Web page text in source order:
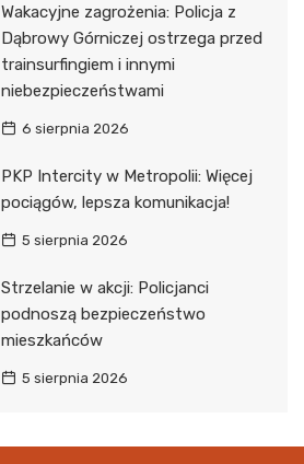
Wakacyjne zagrożenia: Policja z
Dąbrowy Górniczej ostrzega przed
trainsurfingiem i innymi
niebezpieczeństwami
6 sierpnia 2026
PKP Intercity w Metropolii: Więcej
pociągów, lepsza komunikacja!
5 sierpnia 2026
Strzelanie w akcji: Policjanci
podnoszą bezpieczeństwo
mieszkańców
5 sierpnia 2026